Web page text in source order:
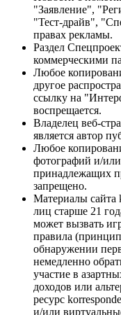
"Заявление",
"Тест-драйв",
правах рекламы.
Раздел
коммерческими
Любое
другое
ссылку на
воспрещается.
Владелец веб-
является автор
Любое
фотографий и/
принадлежащих
запрещено.
Материалы сайта
лиц старше 21
может вызвать
правила
обнаружении
немедленно
участие в
доходов или
ресурс
и/или